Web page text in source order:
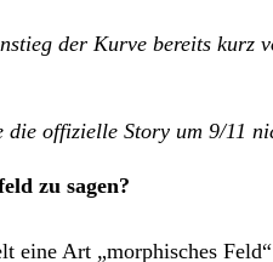
der Kurve bereits
offizielle Story um 9/11
zu sagen?
eine Art „morphisches